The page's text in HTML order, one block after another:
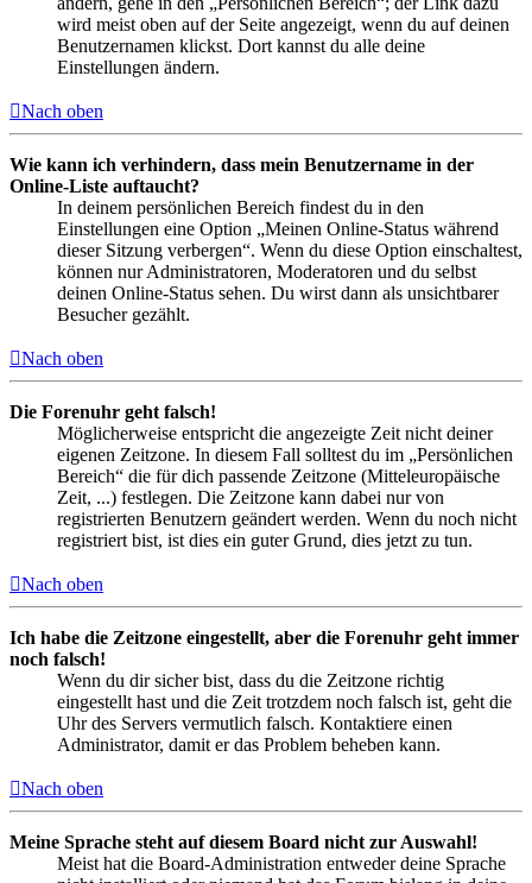
wird meist oben auf der Seite angezeigt, wenn du auf deinen
Benutzernamen klickst. Dort kannst du alle deine
Einstellungen ändern.
Nach oben
Wie kann ich verhindern, dass mein Benutzername in der
Online-Liste auftaucht?
In deinem persönlichen Bereich findest du in den
Einstellungen eine Option „Meinen Online-Status während
dieser Sitzung verbergen“. Wenn du diese Option einschaltest,
können nur Administratoren, Moderatoren und du selbst
deinen Online-Status sehen. Du wirst dann als unsichtbarer
Besucher gezählt.
Nach oben
Die Forenuhr geht falsch!
Möglicherweise entspricht die angezeigte Zeit nicht deiner
eigenen Zeitzone. In diesem Fall solltest du im „Persönlichen
Bereich“ die für dich passende Zeitzone (Mitteleuropäische
Zeit, ...) festlegen. Die Zeitzone kann dabei nur von
registrierten Benutzern geändert werden. Wenn du noch nicht
registriert bist, ist dies ein guter Grund, dies jetzt zu tun.
Nach oben
Ich habe die Zeitzone eingestellt, aber die Forenuhr geht immer
noch falsch!
Wenn du dir sicher bist, dass du die Zeitzone richtig
eingestellt hast und die Zeit trotzdem noch falsch ist, geht die
Uhr des Servers vermutlich falsch. Kontaktiere einen
Administrator, damit er das Problem beheben kann.
Nach oben
Meine Sprache steht auf diesem Board nicht zur Auswahl!
Meist hat die Board-Administration entweder deine Sprache